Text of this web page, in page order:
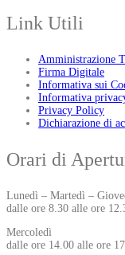
Link Utili
Amministrazione
Firma Digitale
Informativa sui
Informativa
Privacy Policy
Dichiarazione di
Orari di
Lunedì – Martedì –
dalle ore 8.30 alle ore
Mercoledì
dalle ore 14.00 alle ore